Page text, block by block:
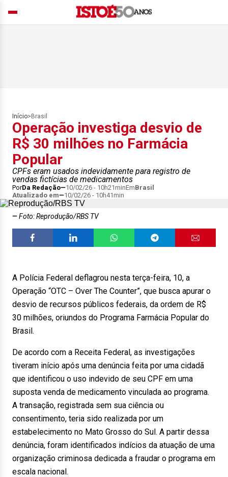
Início> Brasil
Operação investiga desvio de
R$ 30 milhões no Farmácia
Popular
CPFs eram usados indevidamente para registro de
vendas fictícias de medicamentos
PorDa Redação 10/02/26 - 10h21minEmBrasil
Atualizado em
10/02/26 - 10h41min
Foto: Reprodução/RBS TV
A Polícia Federal deflagrou nesta terça-feira, 10, a
Operação “OTC – Over The Counter”, que busca apurar o
desvio de recursos públicos federais, da ordem de R$
30 milhões, oriundos do Programa Farmácia Popular do
Brasil.
De acordo com a Receita Federal, as investigações
tiveram início após uma denúncia feita por uma cidadã
que identificou o uso indevido de seu CPF em uma
suposta venda de medicamento vinculada ao programa.
A transação, registrada sem sua ciência ou
consentimento, teria sido realizada por um
estabelecimento no Mato Grosso do Sul. A partir dessa
denúncia, foram identificados indícios da atuação de uma
organização criminosa dedicada a fraudar o programa em
escala nacional.